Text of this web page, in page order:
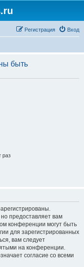
Вход
Регистрация
быть
раз
но предоставляет вам
конференции могут быть
для зарегистрированных
вам следует
на конференции.
согласие со всеми